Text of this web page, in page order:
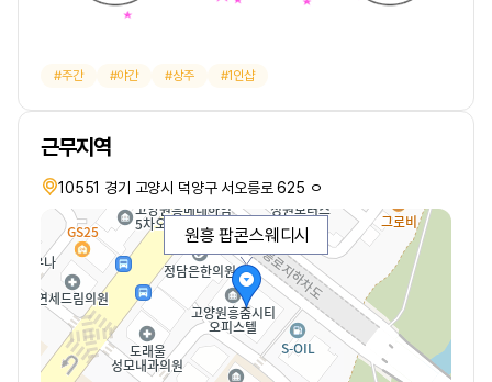
주간 야간 상주 1인샵
근무지역
10551 경기 고양시 덕양구 서오릉로 625 ㅇ
원흥 팝콘스웨디시